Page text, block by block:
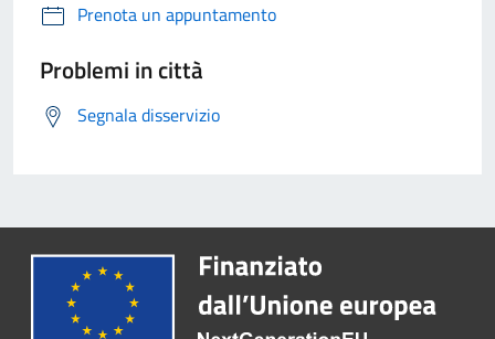
Prenota un appuntamento
Problemi in città
Segnala disservizio